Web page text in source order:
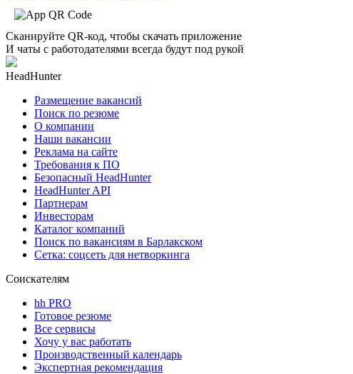
Сканируйте QR-код, чтобы скачать приложение
И чаты с работодателями всегда будут под рукой
HeadHunter
Размещение вакансий
Поиск по резюме
О компании
Наши вакансии
Реклама на сайте
Требования к ПО
Безопасный HeadHunter
HeadHunter API
Партнерам
Инвесторам
Каталог компаний
Поиск по вакансиям в Барлакском
Сетка: соцсеть для нетворкинга
Соискателям
hh PRO
Готовое резюме
Все сервисы
Хочу у вас работать
Производственный календарь
Экспертная рекомендация